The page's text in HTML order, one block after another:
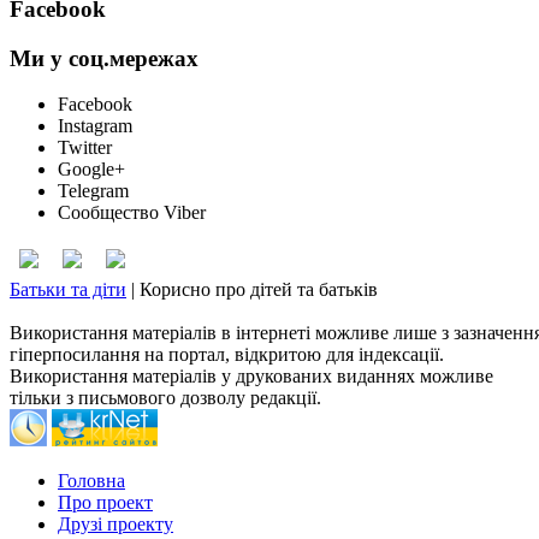
Facebook
Ми у соц.мережах
Facebook
Instagram
Twitter
Google+
Telegram
Сообщество Viber
Батьки та діти | Корисно про дітей та батьків
Використання матеріалів в інтернеті можливе лише з
гіперпосилання на портал, відкритою для індексації.
Використання матеріалів у друкованих виданнях можливе
тільки з письмового дозволу редакції.
Головна
Про проект
Друзі проекту